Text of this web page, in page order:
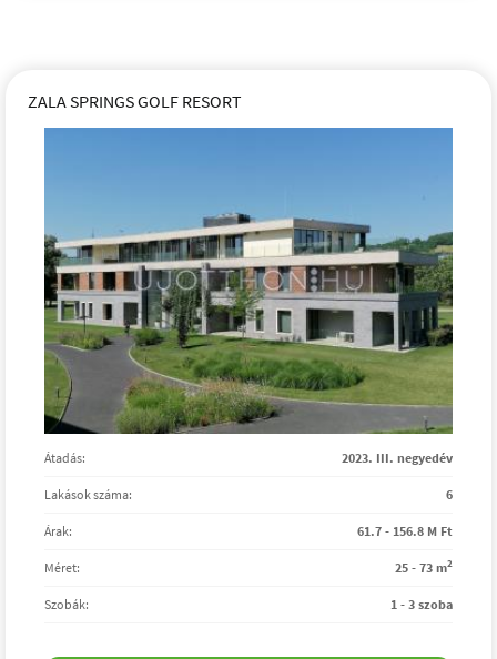
ZALA SPRINGS GOLF RESORT
Átadás: 2023. III. negyedév
Lakások száma: 6
Árak: 61.7 - 156.8 M Ft
Méret: 25 - 73 m2
Szobák: 1 - 3 szoba